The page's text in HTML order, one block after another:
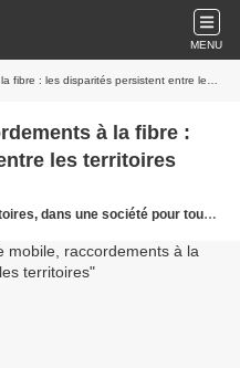
MENU
: les disparités persistent entre les territoires
à la fibre :
les territoires
une société pour tous les âges